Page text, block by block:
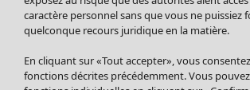
Pantalon
Jupes
Leggings et collants
caractère personnel sans que vous ne puissiez
quelconque recours juridique en la matière.
En cliquant sur «Tout accepter», vous
fonctions décrites précédemment. Vous